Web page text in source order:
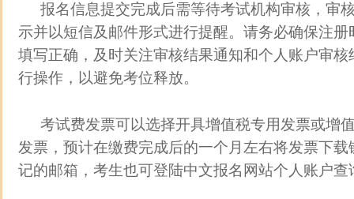
报名信息提交完成后需等待考试机构审核，审
示并以短信及邮件形式进行提醒。请务必确保注
填写正确，及时关注审核结果通知和个人账户审
行操作，以避免考位释放。
考试费发票可以选择开具增值税专用发票或增
发票，预计在缴费完成后的一个月左右将发票下
记的邮箱，考生也可登陆中文报名网站个人账户查